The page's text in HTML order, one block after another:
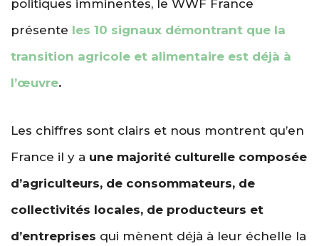
politiques imminentes, le WWF France
présente les 10 signaux démontrant que la
transition agricole et alimentaire est déjà à
l’œuvre.
Les chiffres sont clairs et nous montrent qu’en
France il y a une majorité culturelle composée
d’agriculteurs, de consommateurs, de
collectivités locales, de producteurs et
d’entreprises qui mènent déjà à leur échelle la